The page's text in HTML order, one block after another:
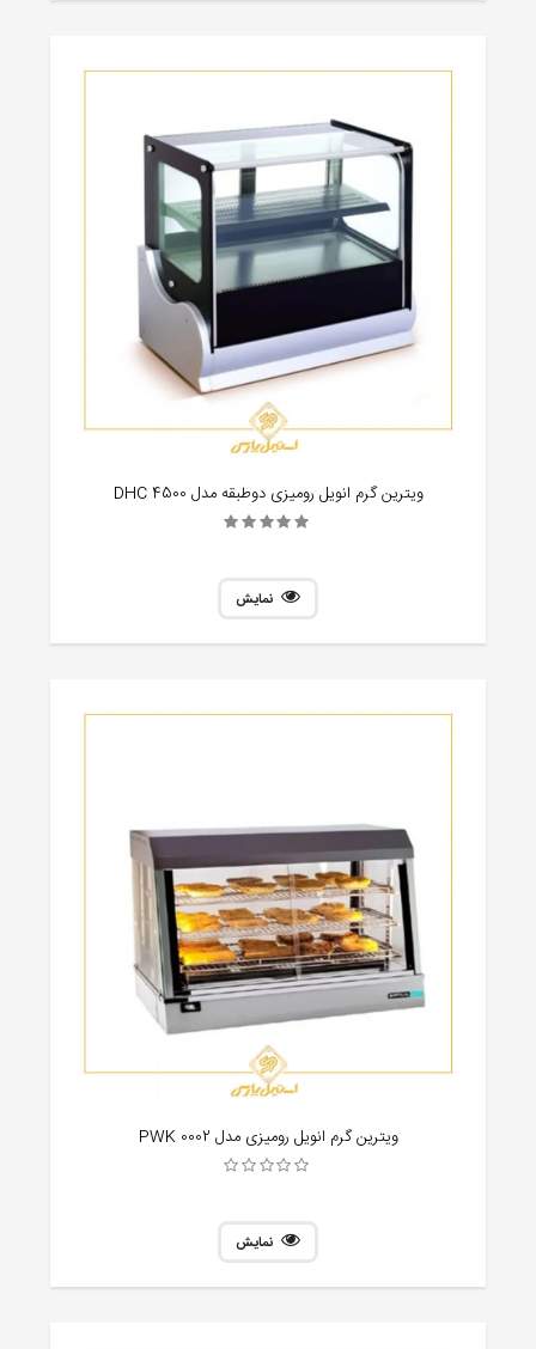
ویترین گرم انویل رومیزی دوطبقه مدل DHC 4500
نمایش
ویترین گرم انویل رومیزی مدل PWK 0002
نمایش